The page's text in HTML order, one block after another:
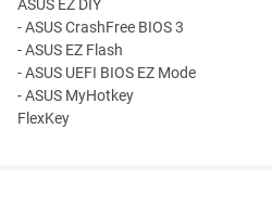
ASUS EZ DIY
- ASUS CrashFree BIOS 3
- ASUS EZ Flash
- ASUS UEFI BIOS EZ Mode
- ASUS MyHotkey
FlexKey